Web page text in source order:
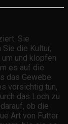
Sie
die Kultur,
und klopfen
es auf die
das Gewebe
vorsichtig tun,
das Loch zu
ob die
Art von Futter